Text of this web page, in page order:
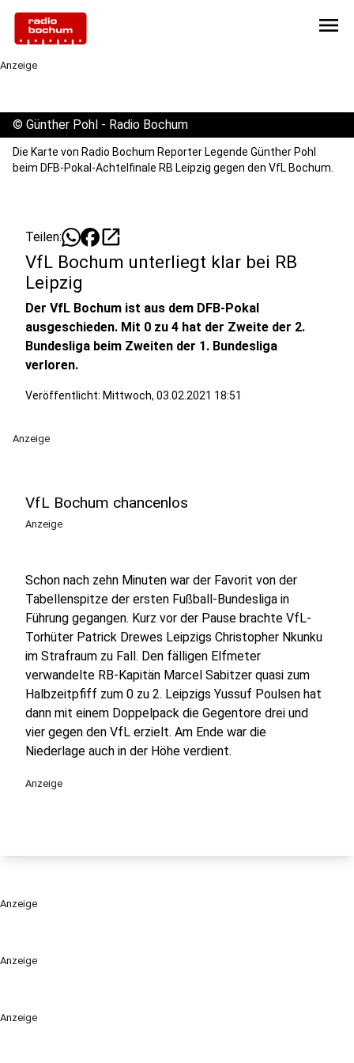
menu
Anzeige
Anzeige
Anzeige
© Günther Pohl - Radio Bochum
Die Karte von Radio Bochum Reporter Legende Günther Pohl
beim DFB-Pokal-Achtelfinale RB Leipzig gegen den VfL Bochum.
Teilen: open_in_new
VfL Bochum unterliegt klar bei RB
Leipzig
Der VfL Bochum ist aus dem DFB-Pokal
ausgeschieden. Mit 0 zu 4 hat der Zweite der 2.
Bundesliga beim Zweiten der 1. Bundesliga
verloren.
Veröffentlicht: Mittwoch, 03.02.2021 18:51
Anzeige
VfL Bochum chancenlos
Anzeige
Schon nach zehn Minuten war der Favorit von der
Tabellenspitze der ersten Fußball-Bundesliga in
Führung gegangen. Kurz vor der Pause brachte VfL-
Torhüter Patrick Drewes Leipzigs Christopher Nkunku
im Strafraum zu Fall. Den fälligen Elfmeter
verwandelte RB-Kapitän Marcel Sabitzer quasi zum
Halbzeitpfiff zum 0 zu 2. Leipzigs Yussuf Poulsen hat
dann mit einem Doppelpack die Gegentore drei und
vier gegen den VfL erzielt. Am Ende war die
Niederlage auch in der Höhe verdient.
Anzeige
Anzeige